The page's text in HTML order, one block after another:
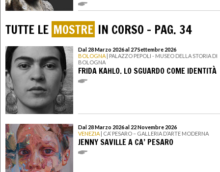
TUTTE LE MOSTRE IN CORSO - PAG. 34
Dal 28 Marzo 2026 al 27 Settembre 2026
BOLOGNA | PALAZZO PEPOLI - MUSEO DELLA STORIA DI
BOLOGNA
FRIDA KAHLO. LO SGUARDO COME IDENTITÀ
Dal 28 Marzo 2026 al 22 Novembre 2026
VENEZIA | CA’ PESARO – GALLERIA D’ARTE MODERNA
JENNY SAVILLE A CA’ PESARO